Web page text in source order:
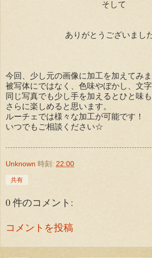
そして
ありがとうございまし
今回、少し元の画像に加工を加えてみま
被写体にではなく、色味やぼかし、文
同じ写真でも少し手を加えるとひと味
さらに楽しめると思います。
ルーチェでは様々な加工が可能です！
いつでもご相談ください☆
Unknown 時刻: 22:00
共有
0 件のコメント:
コメントを投稿